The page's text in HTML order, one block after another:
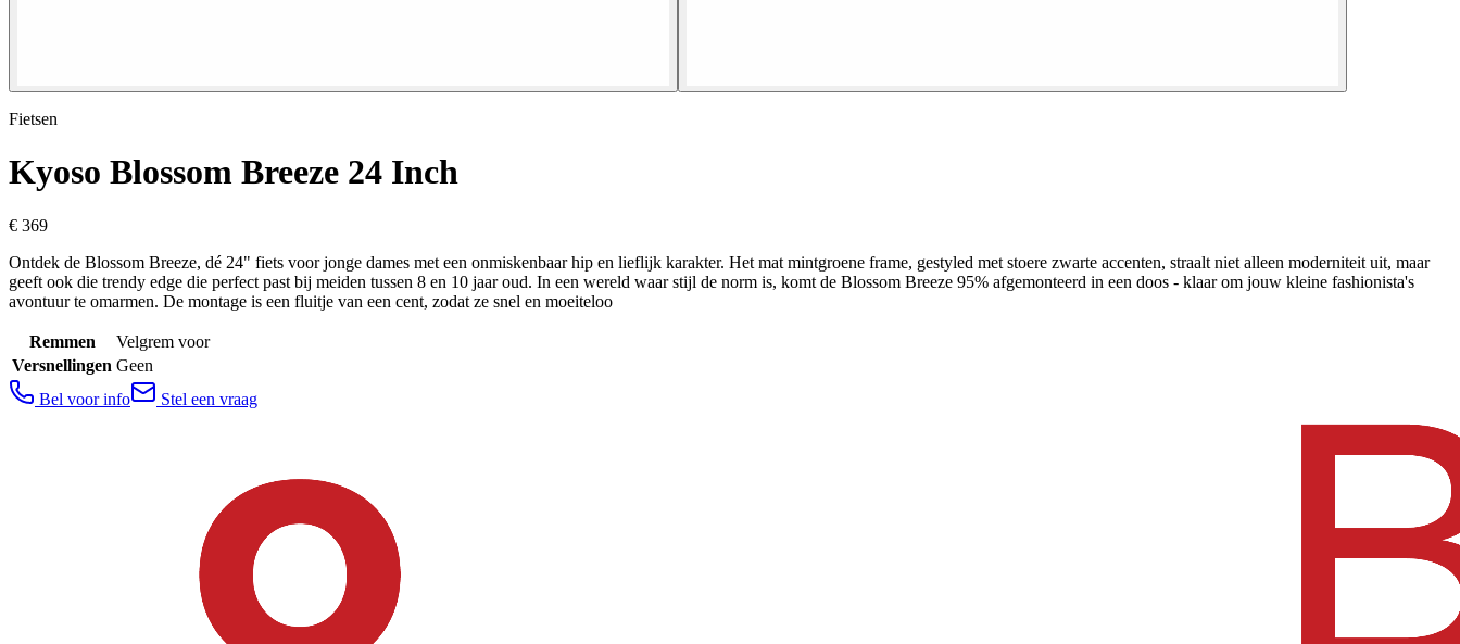
Fietsen
Kyoso Blossom Breeze 24 Inch
€ 369
Ontdek de Blossom Breeze, dé 24" fiets voor jonge dames met een onmiskenbaar hip en lieflijk karakter. Het mat mintgroene frame, gestyled met stoere zwarte accenten, straalt niet alleen moderniteit uit, maar
geeft ook die trendy edge die perfect past bij meiden tussen 8 en 10 jaar oud. In een wereld waar stijl de norm is, komt de Blossom Breeze 95% afgemonteerd in een doos - klaar om jouw kleine fashionista's
avontuur te omarmen. De montage is een fluitje van een cent, zodat ze snel en moeiteloo
Remmen
Velgrem voor
Versnellingen Geen
Bel voor info
Stel een vraag